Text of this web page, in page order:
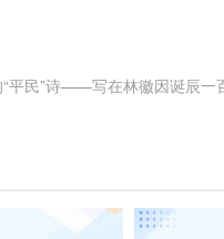
平民”诗——写在林徽因诞辰一